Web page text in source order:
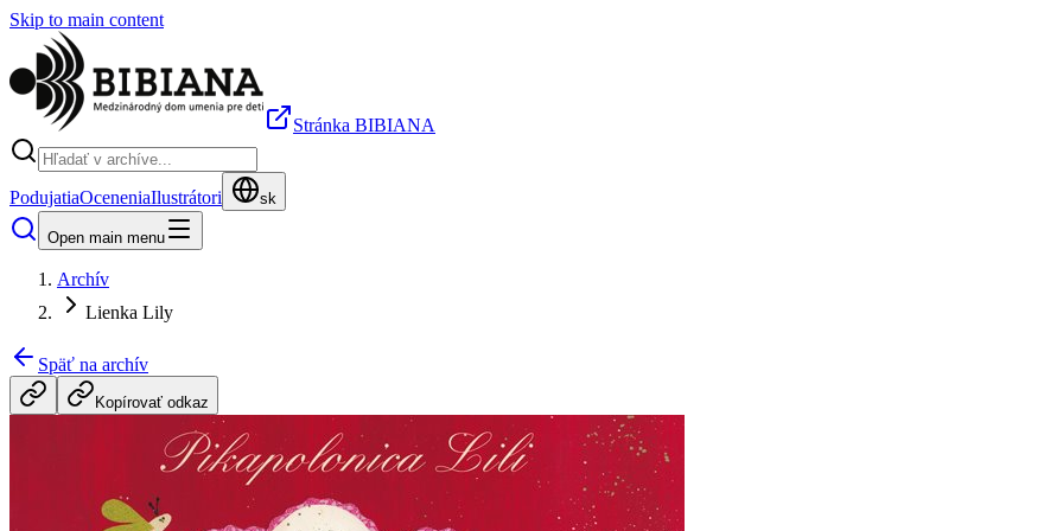
Skip to main content
Stránka BIBIANA
PodujatiaOceneniaIlustrátori sk
Open main menu
Archív
Lienka Lily
Späť na archív
Kopírovať odkaz